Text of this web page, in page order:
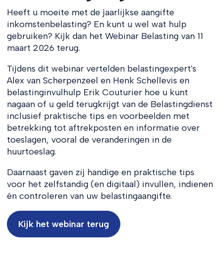
Heeft u moeite met de jaarlijkse aangifte
inkomstenbelasting? En kunt u wel wat hulp
gebruiken? Kijk dan het Webinar Belasting van 11
maart 2026 terug.
Tijdens dit webinar vertelden belastingexpert's
Alex van Scherpenzeel en Henk Schellevis en
belastinginvulhulp Erik Couturier hoe u kunt
nagaan of u geld terugkrijgt van de Belastingdienst
inclusief praktische tips en voorbeelden met
betrekking tot aftrekposten en informatie over
toeslagen, vooral de veranderingen in de
huurtoeslag.
Daarnaast gaven zij handige en praktische tips
voor het zelfstandig (en digitaal) invullen, indienen
én controleren van uw belastingaangifte.
Kijk het webinar terug